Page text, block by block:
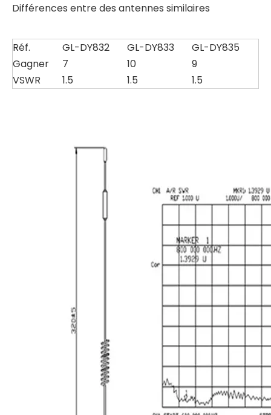
Différences entre des antennes similaires
Réf. GL-DY832 GL-DY833
GL-DY835
Gagner
7 10
9
VSWR
1.5 1.5 1.5